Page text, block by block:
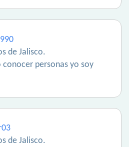
de Jalisco.
conocer personas yo soy
de Jalisco.